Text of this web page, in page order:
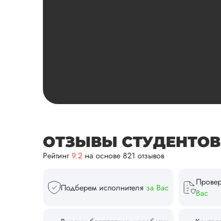
ОТЗЫВЫ СТУДЕНТОВ
Рейтинг9.2 на основе 821 отзывов
Подберем исполнителя за Вас
Вас